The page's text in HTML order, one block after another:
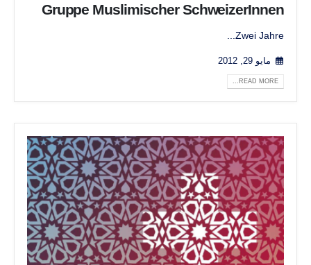
Gruppe Muslimischer SchweizerInnen
Zwei Jahre...
مايو 29, 2012
READ MORE...